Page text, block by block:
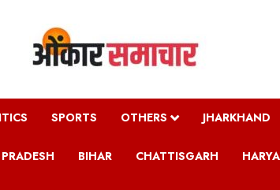
SPORTS OTHERS JHARKHAND
BIHAR CHATTISGARH